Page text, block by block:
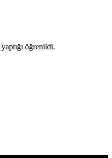
öğrenildi.